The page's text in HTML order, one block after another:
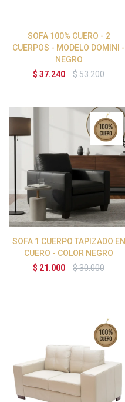
SOFA 100% CUERO - 2
CUERPOS - MODELO DOMINI -
NEGRO
$ 37.240 $53.200
SOFA 1 CUERPO TAPIZADO EN
CUERO - COLOR NEGRO
$ 21.000 $30.000